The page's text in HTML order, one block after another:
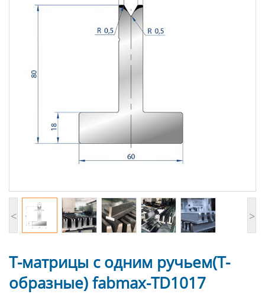
< >
Т-матрицы с одним ручьем(Т-
образные) fabmax-TD1017